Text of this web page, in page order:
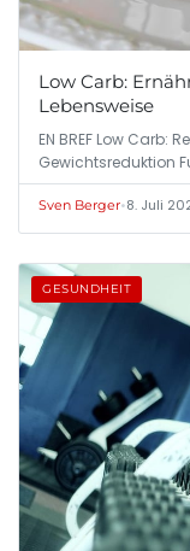
Low Carb:
Lebensweise
EN BREF Low Carb:
Gewichtsreduktion
Sven Berger•8. Juli
GESUNDHEIT